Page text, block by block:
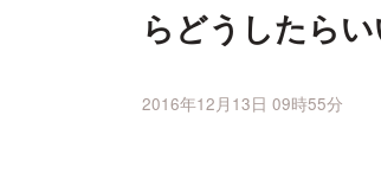
らどうしたらい
2016年12月13日 09時55分